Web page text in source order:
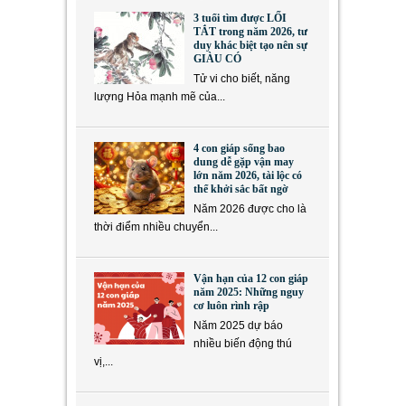
3 tuổi tìm được LỐI
TẮT trong năm 2026, tư
duy khác biệt tạo nên sự
GIÀU CÓ
Tử vi cho biết, năng
lượng Hỏa mạnh mẽ của...
4 con giáp sống bao
dung dễ gặp vận may
lớn năm 2026, tài lộc có
thể khởi sắc bất ngờ
Năm 2026 được cho là
thời điểm nhiều chuyển...
Vận hạn của 12 con giáp
năm 2025: Những nguy
cơ luôn rình rập
Năm 2025 dự báo
nhiều biến động thú
vị,...